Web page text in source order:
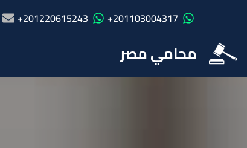
201103004317+
201220615243+
محامي مصر